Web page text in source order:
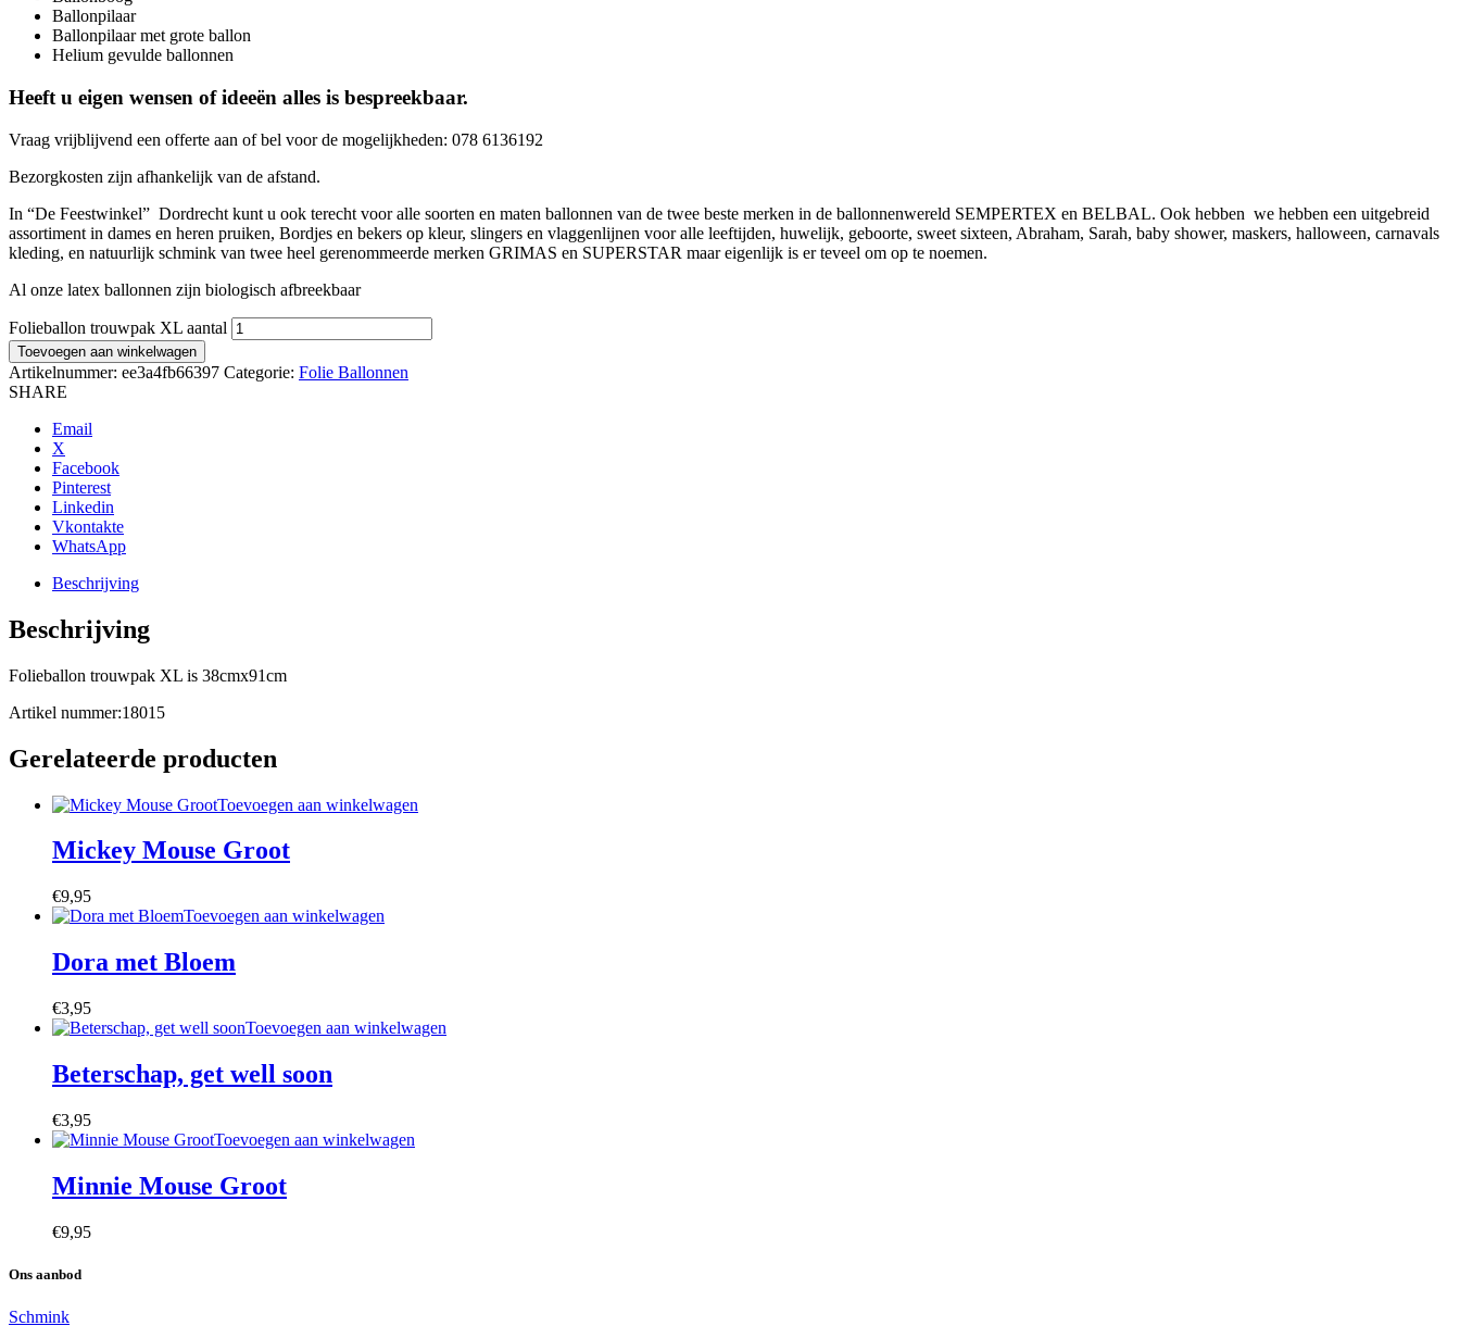
Ballonpilaar
Ballonpilaar met grote ballon
Helium gevulde ballonnen
Heeft u eigen wensen of ideeën alles is bespreekbaar.
Vraag vrijblijvend een offerte aan of bel voor de mogelijkheden: 078 6136192
Bezorgkosten zijn afhankelijk van de afstand.
In “De Feestwinkel” Dordrecht kunt u ook terecht voor alle soorten en maten ballonnen van de twee beste merken in de ballonnenwereld SEMPERTEX en BELBAL. Ook hebben we hebben een uitgebreid
assortiment in dames en heren pruiken, Bordjes en bekers op kleur, slingers en vlaggenlijnen voor alle leeftijden, huwelijk, geboorte, sweet sixteen, Abraham, Sarah, baby shower, maskers, halloween, carnavals
kleding, en natuurlijk schmink van twee heel gerenommeerde merken GRIMAS en SUPERSTAR maar eigenlijk is er teveel om op te noemen.
Al onze latex ballonnen zijn biologisch afbreekbaar
Folieballon trouwpak XL aantal
Toevoegen aan winkelwagen
Artikelnummer: ee3a4fb66397 Categorie: Folie Ballonnen
SHARE
Email
X
Facebook
Pinterest
Linkedin
Vkontakte
WhatsApp
Beschrijving
Beschrijving
Folieballon trouwpak XL is 38cmx91cm
Artikel nummer:18015
Gerelateerde producten
Toevoegen aan winkelwagen
Mickey Mouse Groot
€9,95
Toevoegen aan winkelwagen
Dora met Bloem
€3,95
Toevoegen aan winkelwagen
Beterschap, get well soon
€3,95
Toevoegen aan winkelwagen
Minnie Mouse Groot
€9,95
Ons aanbod
Schmink